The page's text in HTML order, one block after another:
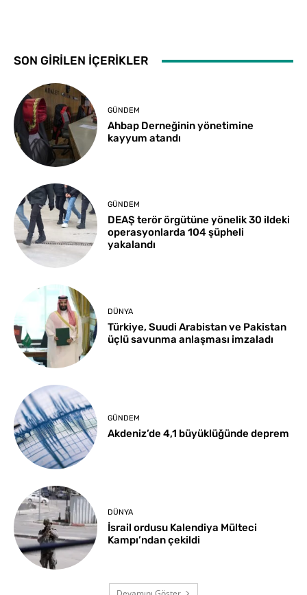
SON GİRİLEN İÇERİKLER
GÜNDEM
Ahbap Derneğinin yönetimine
kayyum atandı
GÜNDEM
DEAŞ terör örgütüne yönelik 30 ildeki
operasyonlarda 104 şüpheli
yakalandı
DÜNYA
Türkiye, Suudi Arabistan ve Pakistan
üçlü savunma anlaşması imzaladı
GÜNDEM
Akdeniz’de 4,1 büyüklüğünde deprem
DÜNYA
İsrail ordusu Kalendiya Mülteci
Kampı’ndan çekildi